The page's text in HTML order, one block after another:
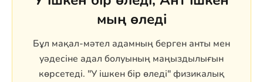
мың өледі
Бұл мақал-мәтел адамның берген анты мен
уәдесіне адал болуының маңыздылығын
көрсетеді. "У ішкен бір өледі" физикалық